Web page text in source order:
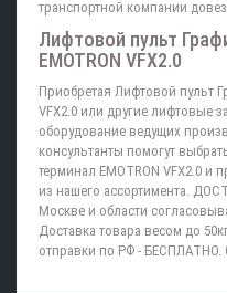
транспортной компании
Лифтовой пульт
EMOTRON VFX2.0
Приобретая Лифтовой пульт
VFX2.0 или другие лифтовые
оборудование ведущих
консультанты помогут
терминал EMOTRON VFX2.0 и
из нашего ассортимента.
Москве и области
Доставка товара весом до
отправки по РФ -